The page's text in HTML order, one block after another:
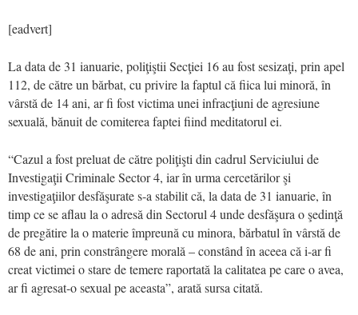
[eadvert]
La data de 31 ianuarie, poliţiştii Secţiei 16 au fost sesizaţi, prin apel
112, de către un bărbat, cu privire la faptul că fiica lui minoră, în
vârstă de 14 ani, ar fi fost victima unei infracţiuni de agresiune
sexuală, bănuit de comiterea faptei fiind meditatorul ei.
“Cazul a fost preluat de către poliţişti din cadrul Serviciului de
Investigaţii Criminale Sector 4, iar în urma cercetărilor şi
investigaţiilor desfăşurate s-a stabilit că, la data de 31 ianuarie, în
timp ce se aflau la o adresă din Sectorul 4 unde desfăşura o şedinţă
de pregătire la o materie împreună cu minora, bărbatul în vârstă de
68 de ani, prin constrângere morală – constând în aceea că i-ar fi
creat victimei o stare de temere raportată la calitatea pe care o avea,
ar fi agresat-o sexual pe aceasta”, arată sursa citată.